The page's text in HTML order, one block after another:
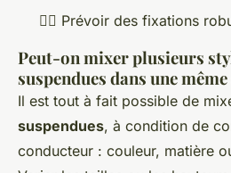
👷‍♂️ Prévoir des fixations
Peut-on mixer plusieurs
suspendues dans une
Il est tout à fait possible de
suspendues, à condition de
conducteur : couleur, matière